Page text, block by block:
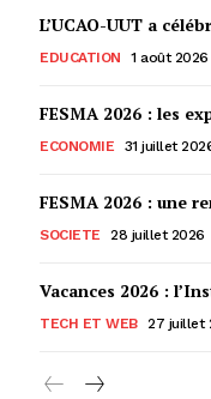
L’UCAO-UUT a
EDUCATION 1 août 2026
FESMA 2026 : les
ECONOMIE 31 juillet
FESMA 2026 : une
SOCIETE 28 juillet 2026
Vacances 2026 :
TECH ET WEB 27 juillet